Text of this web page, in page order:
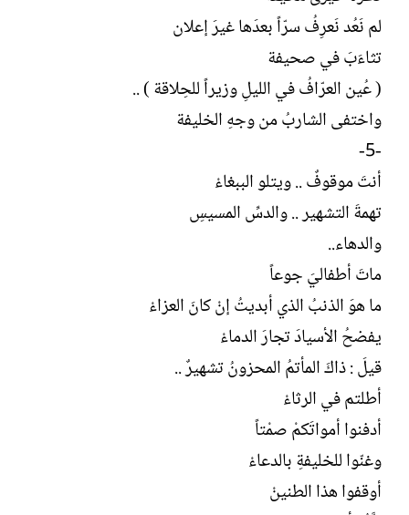
لم نَعُد نَعرِفُ سرّاً بعدَها غيرَ إعلان
تثاءَبَ في صحيفة
( عُين العرّافُ في الليلِ وزيراً للحِلاقة ) ..
واختفى الشاربُ من وجهِ الخليفة
-5-
أنتَ موقوفٌ .. ويتلو الببغاءْ
تهمةَ التشهير .. والدسِّ المسيسِ
والدهاء..
ماتَ أطفاليَ جوعاً
ما هوَ الذنبُ الذي أبديتُ إنْ كانَ العزاءْ
يفضحُ الأسيادَ تجارَ الدماءْ
قيلَ : ذاكَ المأتمُ المحزونُ تشهيرٌ ..
أطلتم في الرثاءْ
أدفنوا أمواتَكمْ صمْتاً
وغنّوا للخليفةِ بالدعاءْ
أوقفوا هذا الطنينْ